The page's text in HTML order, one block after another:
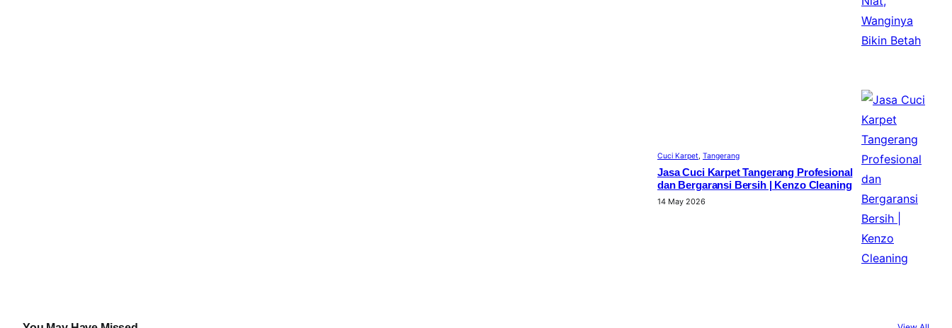
Cuci Karpet, Tangerang
Jasa Cuci Karpet Tangerang Profesional
dan Bergaransi Bersih | Kenzo Cleaning
14 May 2026